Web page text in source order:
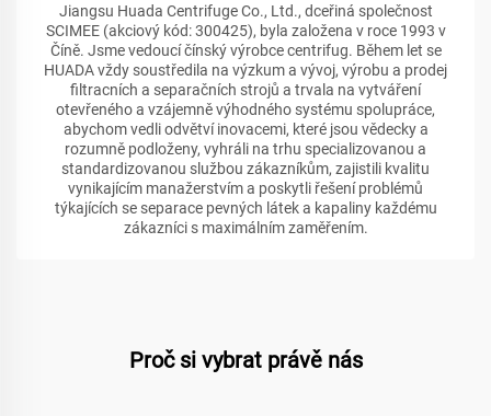
Jiangsu Huada Centrifuge Co., Ltd., dceřiná společnost
SCIMEE (akciový kód: 300425), byla založena v roce 1993 v
Číně. Jsme vedoucí čínský výrobce centrifug. Během let se
HUADA vždy soustředila na výzkum a vývoj, výrobu a prodej
filtracních a separačních strojů a trvala na vytváření
otevřeného a vzájemně výhodného systému spolupráce,
abychom vedli odvětví inovacemi, které jsou vědecky a
rozumně podloženy, vyhráli na trhu specializovanou a
standardizovanou službou zákazníkům, zajistili kvalitu
vynikajícím manažerstvím a poskytli řešení problémů
týkajících se separace pevných látek a kapaliny každému
zákazníci s maximálním zaměřením.
Proč si vybrat právě nás